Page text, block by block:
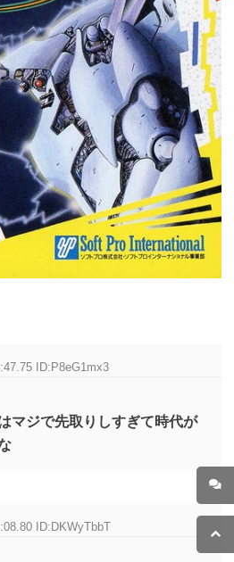
ID:P8eG1mx3
マジで先取りしすぎて時代が
ID:DKWyTbbT